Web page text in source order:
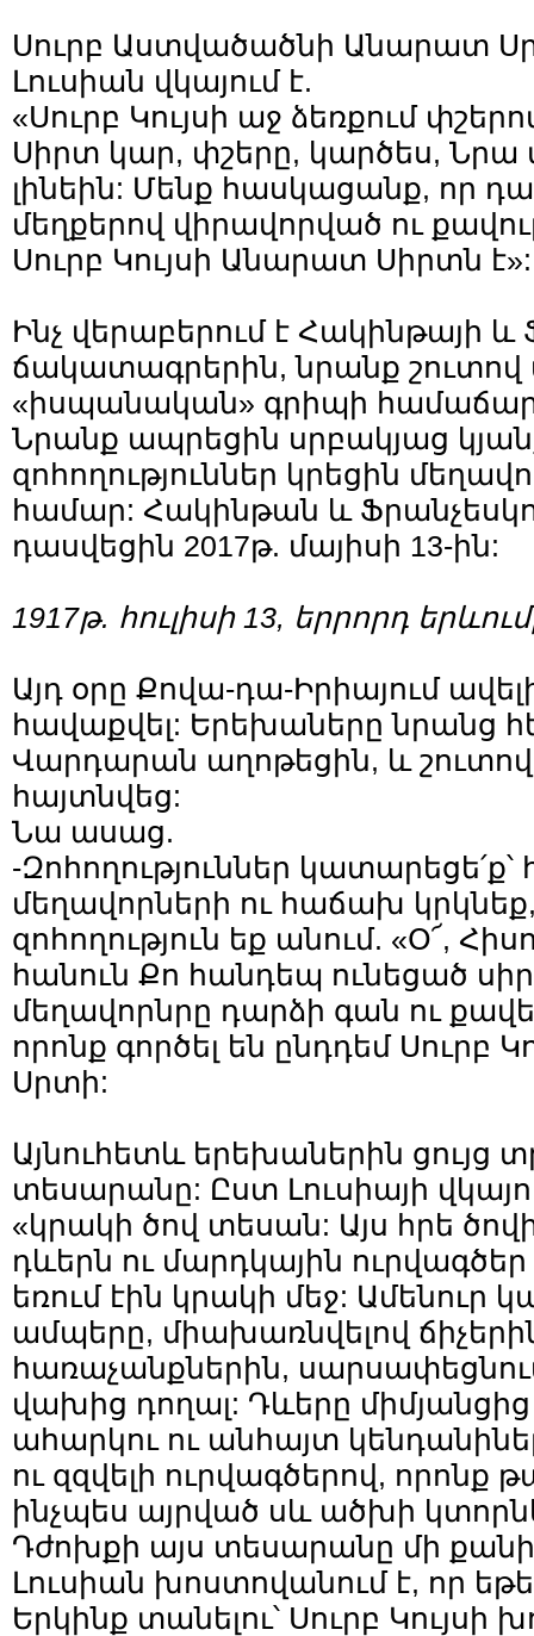
Սուրբ Աստվածածնի Անարատ
Լուսիան վկայում է.
«Սուրբ Կույսի աջ ձեռքում
Սիրտ կար, փշերը, կարծես, Նրա
լինեին: Մենք հասկացանք, որ
մեղքերով վիրավորված ու
Սուրբ Կույսի Անարատ Սիրտն է»:
Ինչ վերաբերում է Հակինթայի և
ճակատագրերին, նրանք շուտով
«իսպանական» գրիպի
Նրանք ապրեցին սրբակյաց
զոհողություններ կրեցին
համար: Հակինթան և
դասվեցին 2017թ. մայիսի 13-ին:
1917թ. հուլիսի13, երրորդ
Այդ օրը Քովա-դա-Իրիայում
հավաքվել: Երեխաները նրանց
Վարդարան աղոթեցին, և շուտով
հայտնվեց:
Նա ասաց.
-Զոհողություններ կատարեցե՛ք՝
մեղավորների ու հաճախ
զոհողություն եք անում. «Օ՜,
հանուն Քո հանդեպ ունեցած
մեղավորնրը դարձի գան ու
որոնք գործել են ընդդեմ Սուրբ
Սրտի:
Այնուհետև երեխաներին ցույց
տեսարանը: Ըստ Լուսիայի
«կրակի ծով տեսան: Այս հրե
դևերն ու մարդկային ուրվագծեր
եռում էին կրակի մեջ: Ամենուր
ամպերը, միախառնվելով
հառաչանքներին,
վախից դողալ: Դևերը
ահարկու ու անհայտ
ու զզվելի ուրվագծերով, որոնք
ինչպես այրված սև ածխի
Դժոխքի այս տեսարանը մի
Լուսիան խոստովանում է, որ եթե
Երկինք տանելու՝ Սուրբ